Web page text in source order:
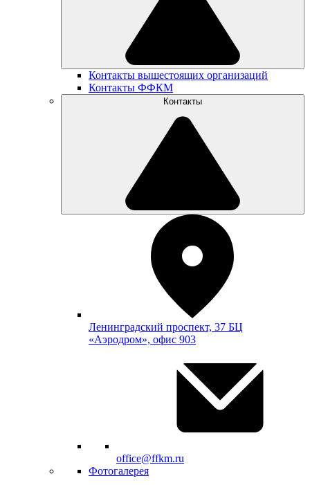
Контакты вышестоящих организаций
Контакты ФФКМ
Контакты
Ленинградский проспект, 37 БЦ
«Аэродром», офис 903
office@ffkm.ru
Фотогалерея